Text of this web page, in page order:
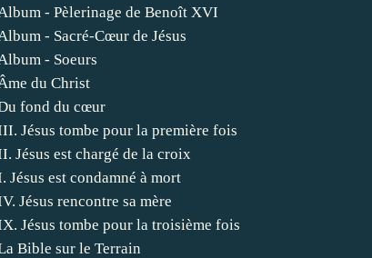
- Pèlerinage de Benoît XVI
- Sacré-Cœur de Jésus
- Soeurs
du Christ
fond du cœur
Jésus tombe pour la première fois
Jésus est chargé de la croix
Jésus est condamné à mort
Jésus rencontre sa mère
Jésus tombe pour la troisième fois
Bible sur le Terrain